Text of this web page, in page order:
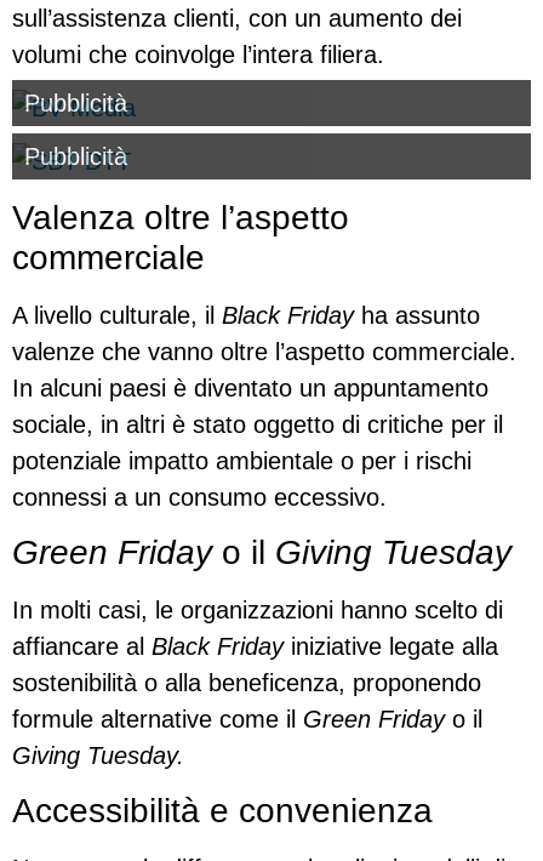
sull’assistenza clienti, con un aumento dei
volumi che coinvolge l’intera filiera.
Pubblicità
Pubblicità
Valenza oltre l’aspetto
commerciale
A livello culturale, il Black Fridayha assunto
valenze che vanno oltre l’aspetto commerciale.
In alcuni paesi è diventato un appuntamento
sociale, in altri è stato oggetto di critiche per il
potenziale impatto ambientale o per i rischi
connessi a un consumo eccessivo.
Green Friday o il Giving Tuesday
In molti casi, le organizzazioni hanno scelto di
affiancare al Black Fridayiniziative legate alla
sostenibilità o alla beneficenza, proponendo
formule alternative come il Green Friday o il
Giving Tuesday.
Accessibilità e convenienza